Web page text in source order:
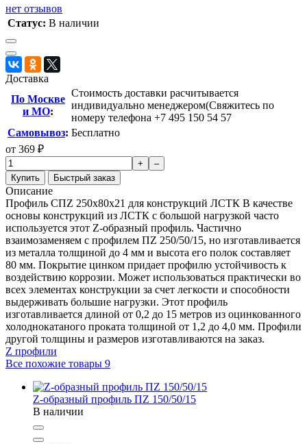
нет отзывов
Статус: В наличии
Доставка
По Москве
и МО:
Стоимость доставки расчитывается
индивидуально менеджером(Свяжитесь по
номеру телефона +7 495 150 54 57
Самовывоз: Бесплатно
от 369 ₽
+
–
Купить
Быстрый заказ
Описание
Профиль СПZ 250х80х21 для конструкций ЛСТК В качестве
основы конструкций из ЛСТК с большой нагрузкой часто
используется этот Z-образный профиль. Частично
взаимозаменяем с профилем ПZ 250/50/15, но изготавливается
из металла толщиной до 4 мм и высота его полок составляет
80 мм. Покрытие цинком придает профилю устойчивость к
воздействию коррозии. Может использоваться практически во
всех элементах конструкции за счет легкости и способности
выдерживать большие нагрузки. Этот профиль
изготавливается длиной от 0,2 до 15 метров из оцинкованного
холоднокатаного проката толщиной от 1,2 до 4,0 мм. Профили
другой толщины и размеров изготавливаются на заказ.
Z профили
Все похожие товары 9
Z-образный профиль ПZ 150/50/15
В наличии